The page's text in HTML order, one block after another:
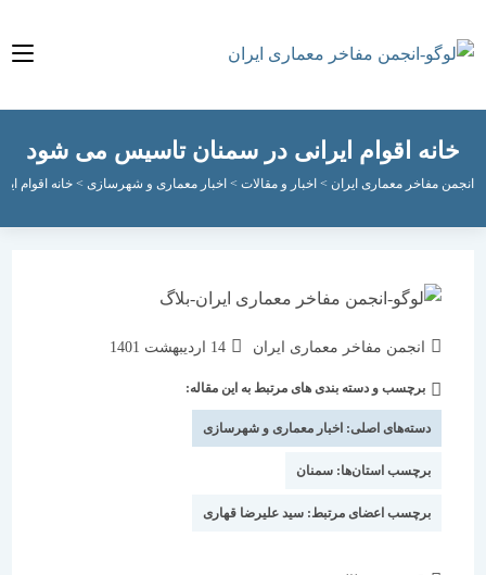
اقوام ایرانی در سمنان تاسیس می شود
مفاخر معماری ایران > اخبار و مقالات>اخبار معماری و شهرسازی>خانه اقوام ایرانی
انجمن مفاخر معماری ایران
نوشته
شده
است:
14 اردیبهشت 1401
برچسب و دسته بندی های مرتبط به این مقاله:
دسته‌های اصلی:اخبار معماری و شهرسازی
برچسب استان‌ها:سمنان
برچسب اعضای مرتبط: سید علیرضا قهاری